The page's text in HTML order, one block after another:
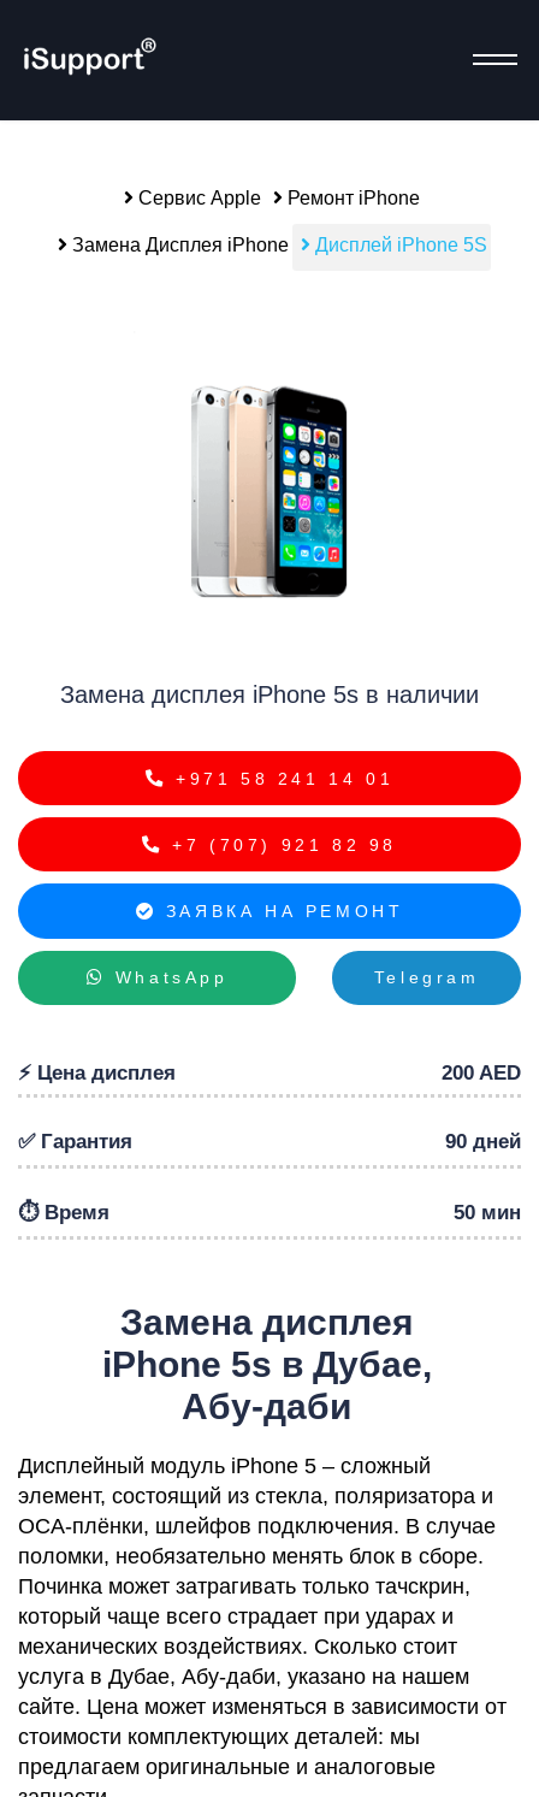
Сервис Apple Ремонт iPhone
Замена Дисплея iPhone Дисплей iPhone 5S
Замена дисплея iPhone 5s в наличии
+971 58 241 14 01
+7 (707) 921 82 98
ЗАЯВКА НА РЕМОНТ
WhatsApp Telegram
⚡️ Цена дисплея 200 AED
✅ Гарантия 90 дней
⏱️ Время 50 мин
Замена дисплея
iPhone 5s в Дубае,
Абу-даби
Дисплейный модуль iPhone 5 – сложный
элемент, состоящий из стекла, поляризатора и
ОСА-плёнки, шлейфов подключения. В случае
поломки, необязательно менять блок в сборе.
Починка может затрагивать только тачскрин,
который чаще всего страдает при ударах и
механических воздействиях. Сколько стоит
услуга в Дубае, Абу-даби, указано на нашем
сайте. Цена может изменяться в зависимости от
стоимости комплектующих деталей: мы
предлагаем оригинальные и аналоговые